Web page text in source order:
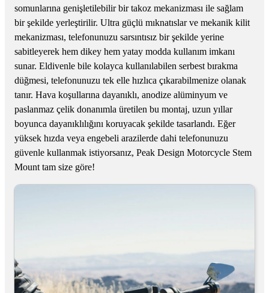
somunlarına genişletilebilir bir takoz mekanizması ile sağlam
bir şekilde yerleştirilir. Ultra güçlü mıknatıslar ve mekanik kilit
mekanizması, telefonunuzu sarsıntısız bir şekilde yerine
sabitleyerek hem dikey hem yatay modda kullanım imkanı
sunar. Eldivenle bile kolayca kullanılabilen serbest bırakma
düğmesi, telefonunuzu tek elle hızlıca çıkarabilmenize olanak
tanır. Hava koşullarına dayanıklı, anodize alüminyum ve
paslanmaz çelik donanımla üretilen bu montaj, uzun yıllar
boyunca dayanıklılığını koruyacak şekilde tasarlandı. Eğer
yüksek hızda veya engebeli arazilerde dahi telefonunuzu
güvenle kullanmak istiyorsanız, Peak Design Motorcycle Stem
Mount tam size göre!